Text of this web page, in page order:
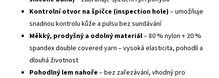
Kontrolní otvor na špičce (inspection hole) – umožňuje
snadnou kontrolu kůže a pulsu bez sundávání
Měkký, prodyšný a odolný materiál– 80 % nylon + 20 %
spandex double covered yarn – vysoká elasticita, pohodlí a
dlouhá životnost
Pohodlný lem nahoře – bez zařezávání, vhodný pro